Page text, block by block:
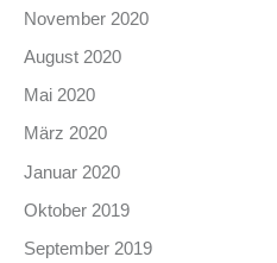
November 2020
August 2020
Mai 2020
März 2020
Januar 2020
Oktober 2019
September 2019